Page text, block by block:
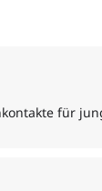
für